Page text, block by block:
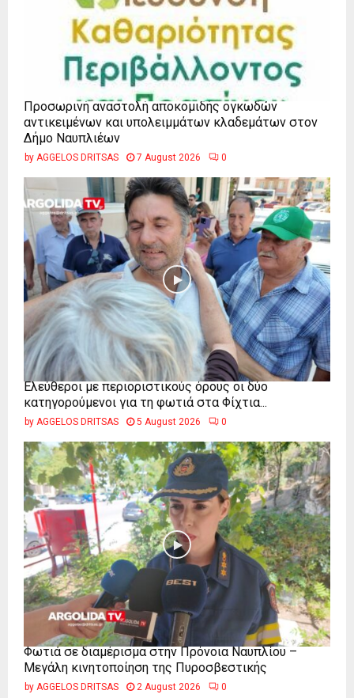
Προσωρινή αναστολή αποκομιδής ογκωδών
αντικειμένων και υπολειμμάτων κλαδεμάτων στον
Δήμο Ναυπλιέων
by AGGELOS DRITSAS 7 August 2026 0
Ελεύθεροι με περιοριστικούς όρους οι δύο
κατηγορούμενοι για τη φωτιά στα Φίχτια...
by AGGELOS DRITSAS 5 August 2026 0
Φωτιά σε διαμέρισμα στην Πρόνοια Ναυπλίου –
Μεγάλη κινητοποίηση της Πυροσβεστικής
by AGGELOS DRITSAS 2 August 2026 0